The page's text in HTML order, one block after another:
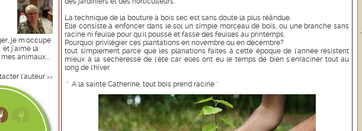
je m'occupe
j'aime la
animaux...
l'auteur >>
La technique de la bouture à bois sec est sans doute la plus réândue.
Elle consiste à enfoncer dans le sol un simple morceau de bois, ou une branche sans
racine ni feuille pour qu'il pousse et fasse des feuilles au printemps.
Pourquoi privilégier ces plantations en novembre ou en décembre?
tout simplement parce que les planations faites à cette époque de l'année résistent
mieux à la sécheresse de l'été car elles ont eu le temps de bien s'enraciner tout au
long de l'hiver.
" A la sainte Catherine, tout bois prend racine "